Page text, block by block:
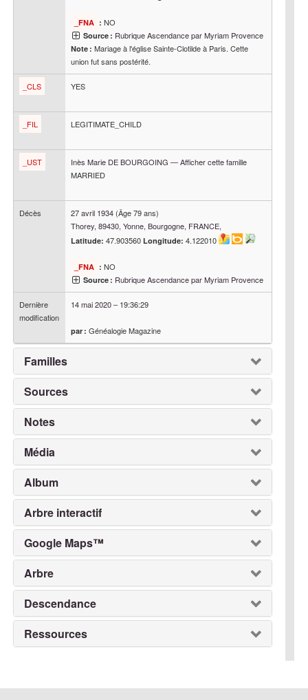
_FNA : NO
Source : Rubrique Ascendance par Myriam Provence
Note : Mariage à l'église Sainte-Clotilde à Paris. Cette
union fut sans postérité.
_CLS YES
_FIL LEGITIMATE_CHILD
_UST Inès Marie DE BOURGOING —Afficher cette famille
MARRIED
Décès 27 avril 1934 (Âge 79 ans)
Thorey, 89430, Yonne, Bourgogne, FRANCE,
Latitude:47.903560Longitude:4.122010
_FNA : NO
Source : Rubrique Ascendance par Myriam Provence
Dernière
modification
14 mai 2020– 19:36:29
par : Généalogie Magazine
Familles
Sources
Notes
Média
Album
Arbre interactif
Google Maps™
Arbre
Descendance
Ressources